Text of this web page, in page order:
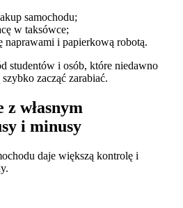
samochodu;
w taksówce;
naprawami i papierkową robotą.
studentów i osób, które niedawno
zacząć zarabiać.
z własnym
i minusy
daje większą kontrolę i